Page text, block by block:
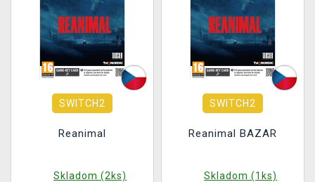
SWITCH2
Reanimal
Skladom (2ks)
SWITCH2
Reanimal BAZAR
Skladom (1ks)